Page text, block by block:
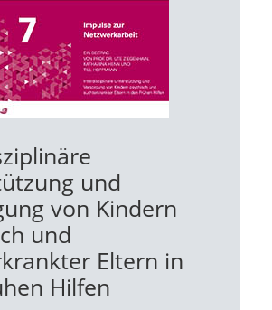
und
von Kindern
und
Eltern in
Hilfen